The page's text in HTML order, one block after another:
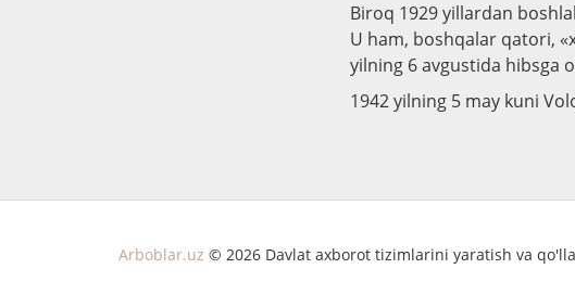
Biroq 1929 yillardan
U ham, boshqalar qatori,
yilning 6 avgustida hibsga
1942 yilning 5 may kuni
Arboblar.uz © 2026 Davlat axborot tizimlarini yaratish va